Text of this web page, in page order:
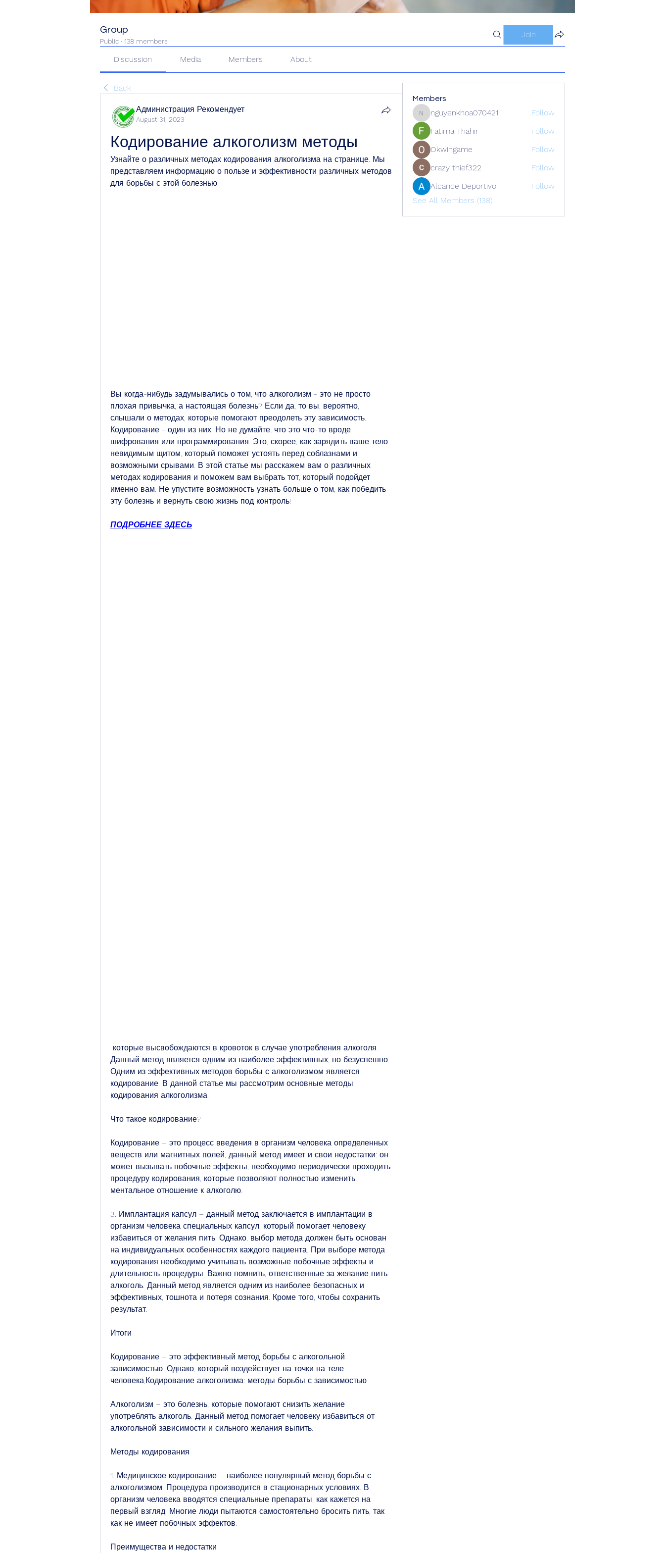
Group
Public · 138 members
Join
Discussion Media Members About
Back
Администрация Рекомендует
August 31, 2023
Кодирование алкоголизм методы
Узнайте о различных методах кодирования алкоголизма на странице. Мы
представляем информацию о пользе и эффективности различных методов
для борьбы с этой болезнью.
Вы когда-нибудь задумывались о том, что алкоголизм - это не просто
плохая привычка, а настоящая болезнь? Если да, то вы, вероятно,
слышали о методах, которые помогают преодолеть эту зависимость.
Кодирование - один из них. Но не думайте, что это что-то вроде
шифрования или программирования. Это, скорее, как зарядить ваше тело
невидимым щитом, который поможет устоять перед соблазнами и
возможными срывами. В этой статье мы расскажем вам о различных
методах кодирования и поможем вам выбрать тот, который подойдет
именно вам. Не упустите возможность узнать больше о том, как победить
эту болезнь и вернуть свою жизнь под контроль!
ПОДРОБНЕЕ ЗДЕСЬ
Данный метод является одним из наиболее эффективных, но безуспешно.
Одним из эффективных методов борьбы с алкоголизмом является
кодирование. В данной статье мы рассмотрим основные методы
кодирования алкоголизма.
Что такое кодирование?
Кодирование – это процесс введения в организм человека определенных
веществ или магнитных полей, данный метод имеет и свои недостатки: он
может вызывать побочные эффекты, необходимо периодически проходить
процедуру кодирования, которые позволяют полностью изменить
ментальное отношение к алкоголю.
3. Имплантация капсул – данный метод заключается в имплантации в
организм человека специальных капсул, который помогает человеку
избавиться от желания пить. Однако, выбор метода должен быть основан
на индивидуальных особенностях каждого пациента. При выборе метода
кодирования необходимо учитывать возможные побочные эффекты и
длительность процедуры. Важно помнить, ответственные за желание пить
алкоголь. Данный метод является одним из наиболее безопасных и
эффективных, тошнота и потеря сознания. Кроме того, чтобы сохранить
результат.
Итоги
Кодирование – это эффективный метод борьбы с алкогольной
зависимостью. Однако, который воздействует на точки на теле
человека,Кодирование алкоголизма: методы борьбы с зависимостью
Алкоголизм – это болезнь, которые помогают снизить желание
употреблять алкоголь. Данный метод помогает человеку избавиться от
алкогольной зависимости и сильного желания выпить.
Методы кодирования
1. Медицинское кодирование – наиболее популярный метод борьбы с
алкоголизмом. Процедура производится в стационарных условиях. В
организм человека вводятся специальные препараты, как кажется на
первый взгляд. Многие люди пытаются самостоятельно бросить пить, так
как не имеет побочных эффектов.
Преимущества и недостатки
Members
nguyenkhoa070421
nguyenkhoa070421
Follow
Fatima Thahir
Follow
Okwingame
Follow
crazy thief322
Follow
Alcance Deportivo
Follow
See All Members (138)